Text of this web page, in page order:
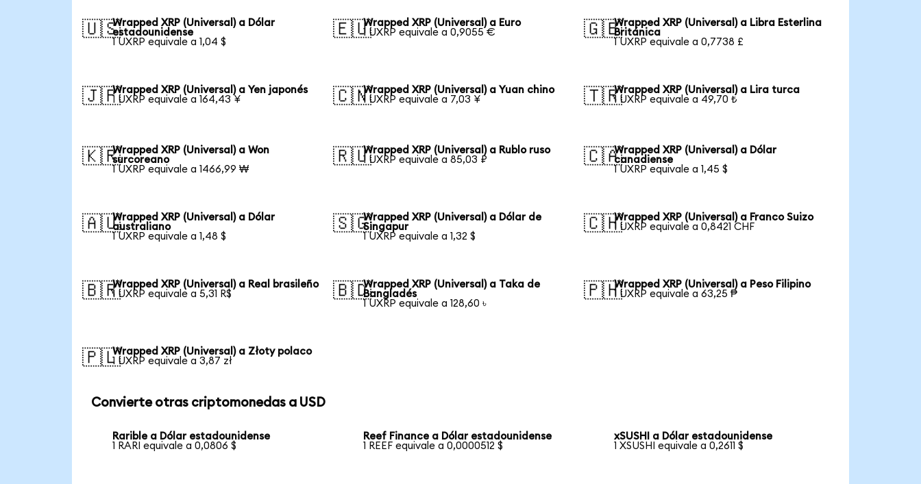
🇺🇸Wrapped XRP (Universal) a Dólar
estadounidense
1 UXRP equivale a 1,04 $
🇪🇺Wrapped XRP (Universal) a Euro
1 UXRP equivale a 0,9055 €
🇬🇧Wrapped XRP (Universal) a Libra Esterlina
Británica
1 UXRP equivale a 0,7738 £
🇯🇵Wrapped XRP (Universal) a Yen japonés
1 UXRP equivale a 164,43 ¥
🇨🇳Wrapped XRP (Universal) a Yuan chino
1 UXRP equivale a 7,03 ¥
🇹🇷Wrapped XRP (Universal) a Lira turca
1 UXRP equivale a 49,70 ₺
🇰🇷Wrapped XRP (Universal) a Won
surcoreano
1 UXRP equivale a 1466,99 ₩
🇷🇺Wrapped XRP (Universal) a Rublo ruso
1 UXRP equivale a 85,03 ₽
🇨🇦Wrapped XRP (Universal) a Dólar
canadiense
1 UXRP equivale a 1,45 $
🇦🇺Wrapped XRP (Universal) a Dólar
australiano
1 UXRP equivale a 1,48 $
🇸🇬Wrapped XRP (Universal) a Dólar de
Singapur
1 UXRP equivale a 1,32 $
🇨🇭Wrapped XRP (Universal) a Franco Suizo
1 UXRP equivale a 0,8421 CHF
🇧🇷Wrapped XRP (Universal) a Real brasileño
1 UXRP equivale a 5,31 R$
🇧🇩Wrapped XRP (Universal) a Taka de
Bangladés
1 UXRP equivale a 128,60 ৳
🇵🇭Wrapped XRP (Universal) a Peso Filipino
1 UXRP equivale a 63,25 ₱
🇵🇱Wrapped XRP (Universal) a Złoty polaco
1 UXRP equivale a 3,87 zł
Convierte otras criptomonedas a USD
Rarible a Dólar estadounidense
1 RARI equivale a 0,0806 $
Reef Finance a Dólar estadounidense
1 REEF equivale a 0,0000512 $
xSUSHI a Dólar estadounidense
1 XSUSHI equivale a 0,2611 $